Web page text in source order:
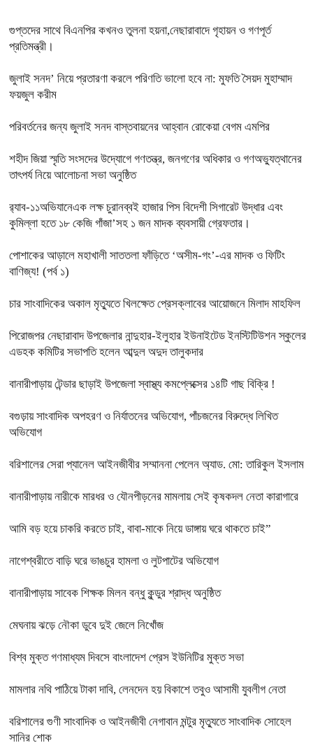
গুপ্তদের সাথে বিএনপির কখনও তুলনা হয়না,নেছারাবাদে গৃহায়ন ও গণপূর্ত
প্রতিমন্ত্রী।
জুলাই সনদ’ নিয়ে প্রতারণা করলে পরিণতি ভালো হবে না: মুফতি সৈয়দ মুহাম্মাদ
ফয়জুল করীম
পরিবর্তনের জন্য জুলাই সনদ বাস্তবায়নের আহ্বান রোকেয়া বেগম এমপির
শহীদ জিয়া স্মৃতি সংসদের উদ্যোগে গণতন্ত্র, জনগণের অধিকার ও গণঅভ্যুত্থানের
তাৎপর্য নিয়ে আলোচনা সভা অনুষ্ঠিত
র‌্যাব-১১অভিযানেএক লক্ষ চুরানব্বই হাজার পিস বিদেশী সিগারেট উদ্ধার এবং
কুমিল্লা হতে ১৮ কেজি গাঁজা’সহ ১ জন মাদক ব্যবসায়ী গ্রেফতার।
পোশাকের আড়ালে মহাখালী সাততলা ফাঁড়িতে ‘অসীম-গং’-এর মাদক ও ফিটিং
বাণিজ্য! (পর্ব ১)
চার সাংবাদিকের অকাল মৃত্যুতে খিলক্ষেত প্রেসক্লাবের আয়োজনে মিলাদ মাহফিল
পিরোজপর নেছারাবাদ উপজেলার নান্দুহার-ইলুহার ইউনাইটেড ইনস্টিটিউশন স্কুলের
এডহক কমিটির সভাপতি হলেন আব্দুল অদুদ তালুকদার
বানারীপাড়ায় টেন্ডার ছাড়াই উপজেলা স্বাস্থ্য কমপ্লেক্সের ১৪টি গাছ বিক্রি !
বগুড়ায় সাংবাদিক অপহরণ ও নির্যাতনের অভিযোগ, পাঁচজনের বিরুদ্ধে লিখিত
অভিযোগ
বরিশালের সেরা প্যানেল আইনজীবীর সম্মাননা পেলেন অ্যাড. মো: তারিকুল ইসলাম
বানারীপাড়ায় নারীকে মারধর ও যৌনপীড়নের মামলায় সেই কৃষকদল নেতা কারাগারে
আমি বড় হয়ে চাকরি করতে চাই, বাবা-মাকে নিয়ে ডাঙ্গায় ঘরে থাকতে চাই”
নাগেশ্বরীতে বাড়ি ঘরে ভাঙচুর হামলা ও লুটপাটের অভিযোগ
বানারীপাড়ায় সাবেক শিক্ষক মিলন বন্ধু কুন্ডুর শ্রাদ্ধ অনুষ্ঠিত
মেঘনায় ঝড়ে নৌকা ডুবে দুই জেলে নিখোঁজ
বিশ্ব মুক্ত গণমাধ্যম দিবসে বাংলাদেশ প্রেস ইউনিটির মুক্ত সভা
মামলার নথি পাঠিয়ে টাকা দাবি, লেনদেন হয় বিকাশে তবুও আসামী যুবলীগ নেতা
বরিশালের গুণী সাংবাদিক ও আইনজীবী নেগাবান মন্টুর মৃত্যুতে সাংবাদিক সোহেল
সানির শোক